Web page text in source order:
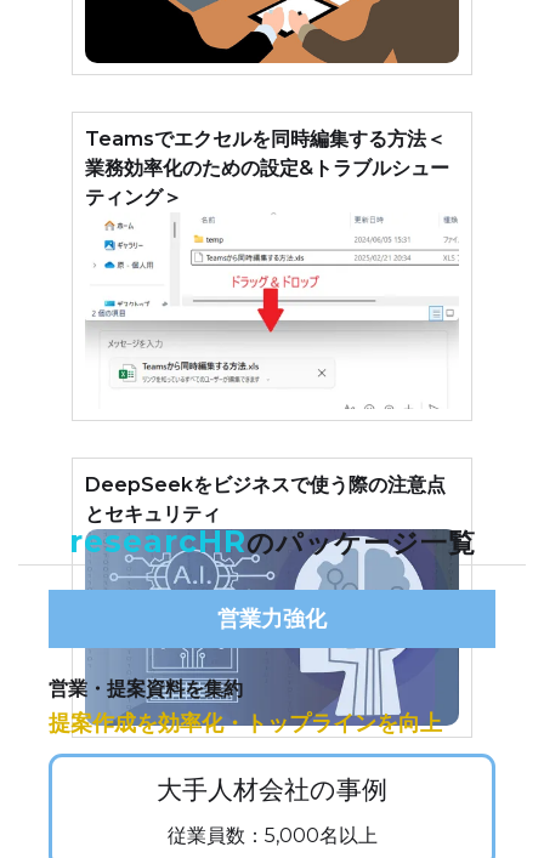
Teamsでエクセルを同時編集する方法＜
業務効率化のための設定&トラブルシュー
ティング＞
DeepSeekをビジネスで使う際の注意点
とセキュリティ
researcHRのパッケージ一覧
営業力強化
営業・提案資料を集約
提案作成を効率化・トップラインを向上
大手人材会社の事例
従業員数：5,000名以上